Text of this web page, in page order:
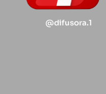
@difusora.1